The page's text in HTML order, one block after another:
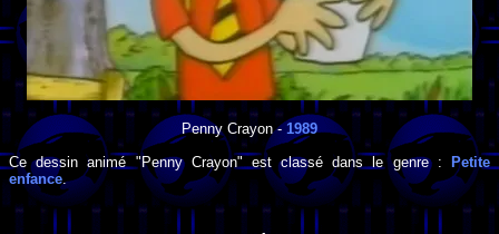
Penny Crayon- 1989
Ce dessin animé "Penny Crayon" est classé dans le genre :
Petite
enfance.